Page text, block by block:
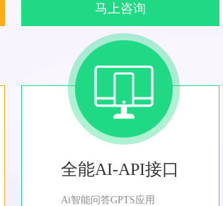
马上咨询
全能AI-API接口
Ai智能问答GPTS应用